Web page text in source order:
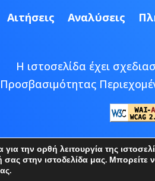
Αιτήσεις Αναλύσεις
Η ιστοσελίδα έχει
© 2026 ΔΕΥΑ Θερμαϊκού |
την ορθή λειτουργία της
στην ιστοδελίδα μας. Μπορείτε